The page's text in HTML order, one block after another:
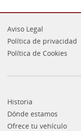
Aviso Legal
Política de privacidad
Política de Cookies
Historia
Dónde estamos
Ofrece tu vehículo